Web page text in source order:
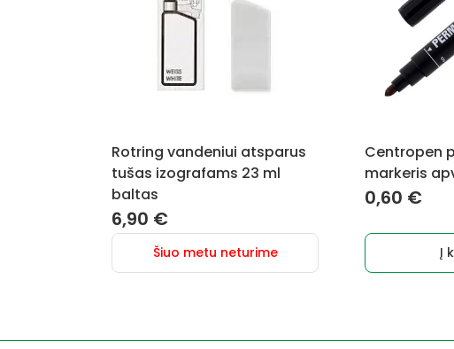
Rotring vandeniui atsparus
tušas izografams 23 ml
baltas
6,90 €
Šiuo metu neturime
Centropen
markeris
0,60 €
Į